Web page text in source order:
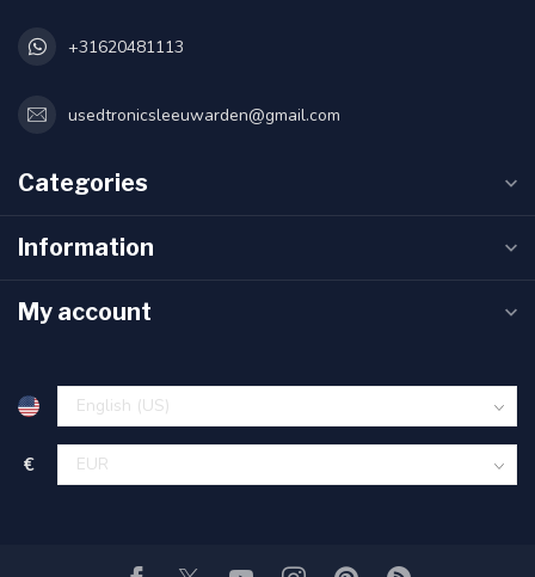
+31620481113
usedtronicsleeuwarden@gmail.com
Categories
Information
My account
€